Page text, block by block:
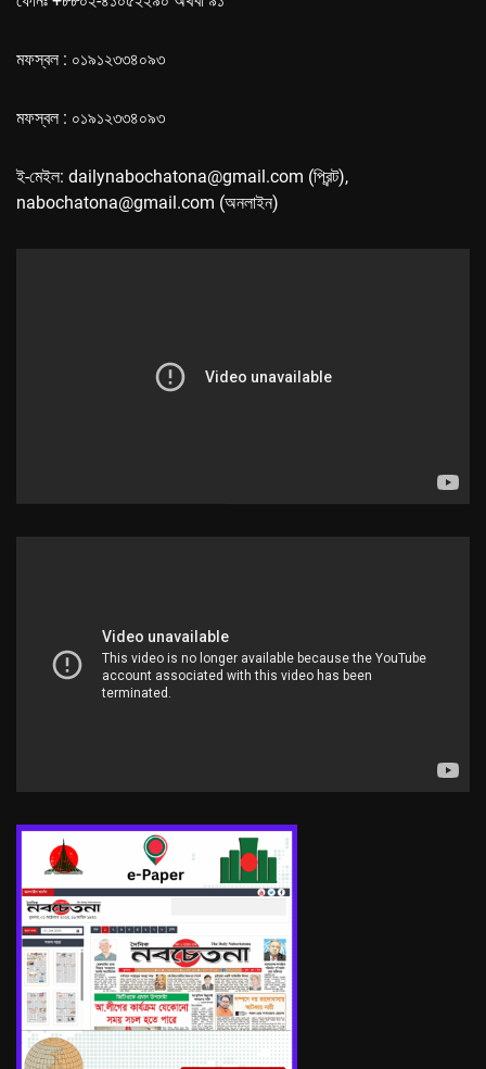
মফস্বল : ০১৯১২৩৩৪০৯৩
মফস্বল : ০১৯১২৩৩৪০৯৩
ই-মেইল: dailynabochatona@gmail.com (প্রিন্ট),
nabochatona@gmail.com (অনলাইন)